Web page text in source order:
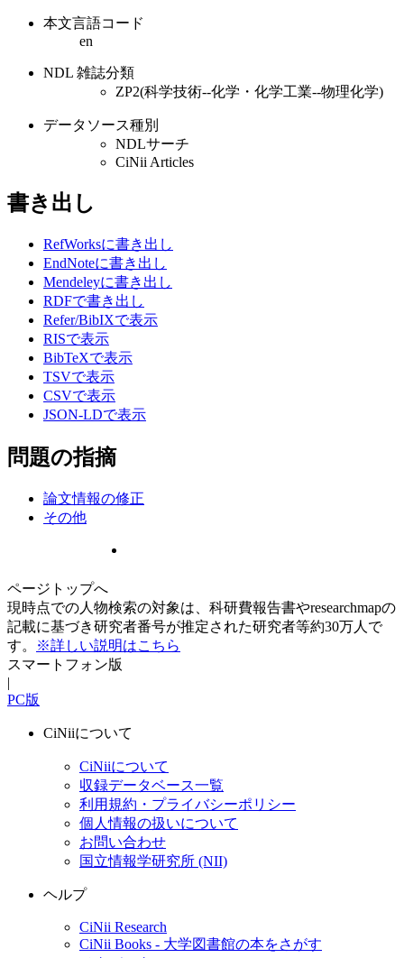
本文言語コード
en
NDL 雑誌分類
ZP2(科学技術--化学・化学工業--物理化学)
データソース種別
NDLサーチ
CiNii Articles
書き出し
RefWorksに書き出し
EndNoteに書き出し
Mendeleyに書き出し
RDFで書き出し
Refer/BibIXで表示
RISで表示
BibTeXで表示
TSVで表示
CSVで表示
JSON-LDで表示
問題の指摘
論文情報の修正
その他
ページトップへ
現時点での人物検索の対象は、科研費報告書やresearchmapの
記載に基づき研究者番号が推定された研究者等約30万人で
す。
※詳しい説明はこちら
スマートフォン版
|
PC版
CiNiiについて
CiNiiについて
収録データベース一覧
利用規約・プライバシーポリシー
個人情報の扱いについて
お問い合わせ
国立情報学研究所 (NII)
ヘルプ
CiNii Research
CiNii Books - 大学図書館の本をさがす